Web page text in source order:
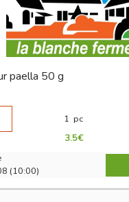
paella 50 g
1 pc
3.5€
(10:00)